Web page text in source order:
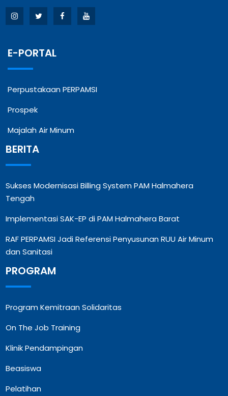
E-PORTAL
Perpustakaan PERPAMSI
Prospek
Majalah Air Minum
BERITA
Sukses Modernisasi Billing System PAM Halmahera
Tengah
Implementasi SAK-EP di PAM Halmahera Barat
RAF PERPAMSI Jadi Referensi Penyusunan RUU Air Minum
dan Sanitasi
PROGRAM
Program Kemitraan Solidaritas
On The Job Training
Klinik Pendampingan
Beasiswa
Pelatihan